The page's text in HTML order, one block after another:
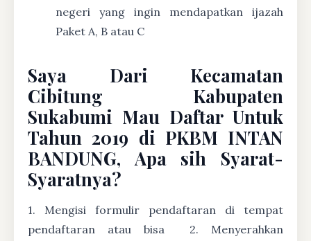
negeri yang ingin mendapatkan ijazah
Paket A, B atau C
Saya Dari Kecamatan
Cibitung Kabupaten
Sukabumi Mau Daftar Untuk
Tahun 2019 di PKBM INTAN
BANDUNG, Apa sih Syarat-
Syaratnya?
1. Mengisi formulir pendaftaran di tempat
pendaftaran atau bisa
2. Menyerahkan